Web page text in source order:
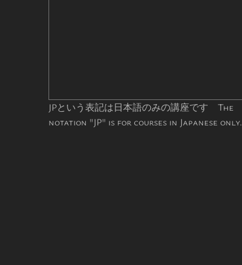
JPという表記は日本語のみの講座です The
notation "JP" is for courses in Japanese only.